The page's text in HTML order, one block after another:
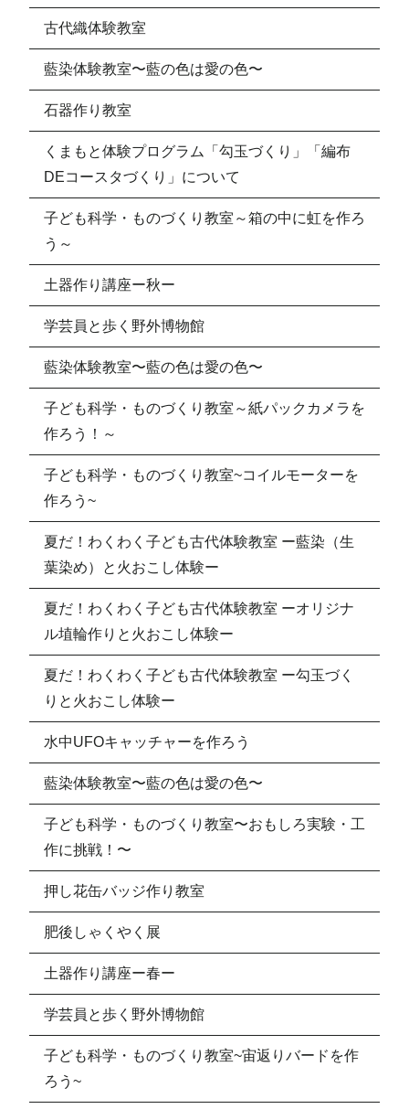
古代織体験教室
藍染体験教室〜藍の色は愛の色〜
石器作り教室
くまもと体験プログラム「勾玉づくり」「編布
DEコースタづくり」について
子ども科学・ものづくり教室～箱の中に虹を作ろ
う～
土器作り講座ー秋ー
学芸員と歩く野外博物館
藍染体験教室〜藍の色は愛の色〜
子ども科学・ものづくり教室～紙パックカメラを
作ろう！～
子ども科学・ものづくり教室~コイルモーターを
作ろう~
夏だ！わくわく子ども古代体験教室 ー藍染（生
葉染め）と火おこし体験ー
夏だ！わくわく子ども古代体験教室 ーオリジナ
ル埴輪作りと火おこし体験ー
夏だ！わくわく子ども古代体験教室 ー勾玉づく
りと火おこし体験ー
水中UFOキャッチャーを作ろう
藍染体験教室〜藍の色は愛の色〜
子ども科学・ものづくり教室〜おもしろ実験・工
作に挑戦！〜
押し花缶バッジ作り教室
肥後しゃくやく展
土器作り講座ー春ー
学芸員と歩く野外博物館
子ども科学・ものづくり教室~宙返りバードを作
ろう~